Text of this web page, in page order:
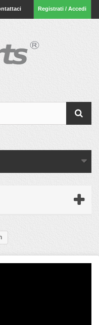
Registrati / Accedi